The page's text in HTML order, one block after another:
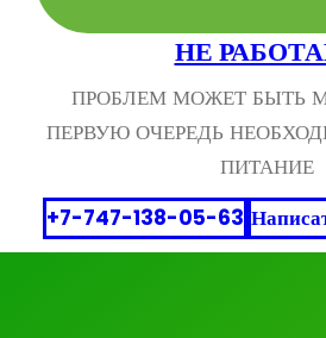
НЕ
ПРОБЛЕМ МОЖЕТ БЫТЬ
ПЕРВУЮ ОЧЕРЕДЬ
ПИТАНИЕ
+7-747-138-05-63